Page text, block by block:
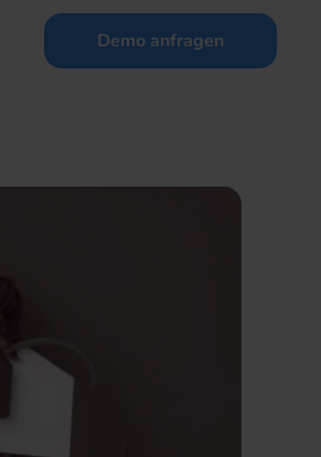
Demo anfragen